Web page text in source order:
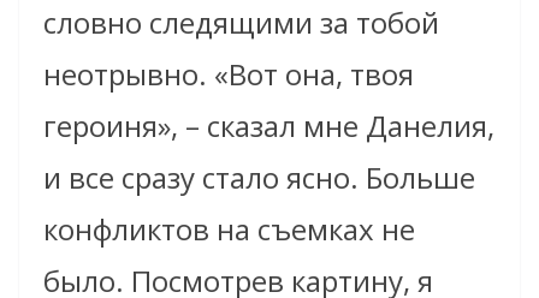
словно следящими за тобой
неотрывно. «Вот она, твоя
героиня», – сказал мне Данелия,
и все сразу стало ясно. Больше
конфликтов на съемках не
было. Посмотрев картину, я